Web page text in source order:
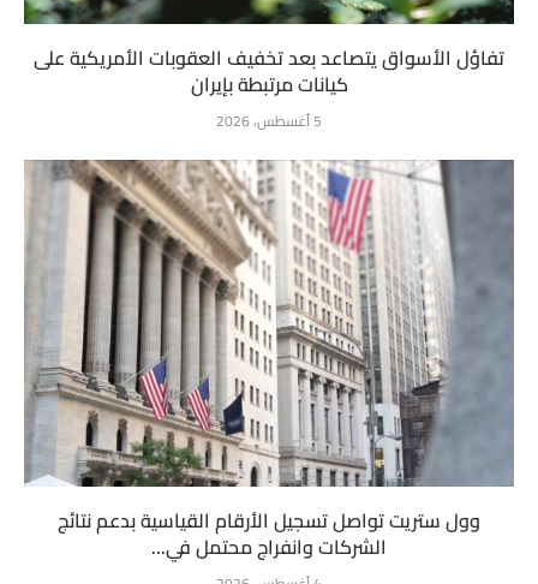
تفاؤل الأسواق يتصاعد بعد تخفيف العقوبات الأمريكية على
كيانات مرتبطة بإيران
5 أغسطس، 2026
وول ستريت تواصل تسجيل الأرقام القياسية بدعم نتائج
الشركات وانفراج محتمل في...